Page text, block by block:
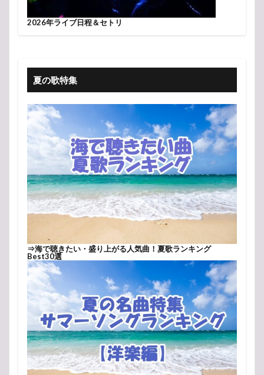
2026年ライブ日程＆セトリ
夏の歌特集
⇒海で聴きたい・盛り上がる人気曲！夏歌ランキング
Best30選